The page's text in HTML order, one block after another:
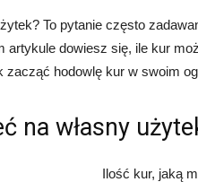
To pytanie często
artykule dowiesz się, ile kur
zacząć hodowlę kur w swoim
na własny
Ilość kur, jaką